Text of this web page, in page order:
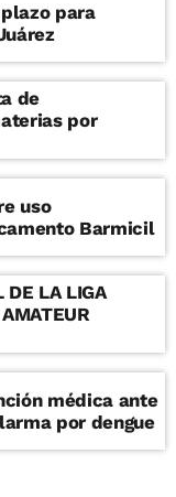
para
de
por
uso
Barmicil
DE LA LIGA
médica ante
por dengue